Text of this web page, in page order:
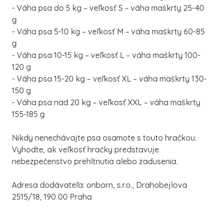
- Váha psa do 5 kg – veľkosť S – váha maškrty 25-40
g
- Váha psa 5-10 kg – veľkosť M – váha maškrty 60-85
g
- Váha psa 10-15 kg – veľkosť L – váha maškrty 100-
120 g
- Váha psa 15-20 kg – veľkosť XL – váha maškrty 130-
150 g
- Váha psa nad 20 kg – veľkosť XXL – váha maškrty
155-185 g
Nikdy nenechávajte psa osamote s touto hračkou.
Vyhodte, ak veľkosť hračky predstavuje
nebezpečenstvo prehltnutia alebo zadusenia.
Adresa dodávateľa: onborn, s.r.o., Drahobejlova
2515/18, 190 00 Praha